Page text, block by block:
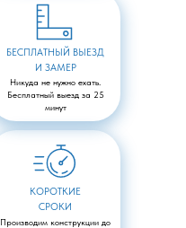
КОРОТКИЕ
СРОКИ
Производим конструкции до
БЕСПЛАТНЫЙ ВЫЕЗД
И ЗАМЕР
Никуда не нужно ехать.
Бесплатный выезд за 25
минут